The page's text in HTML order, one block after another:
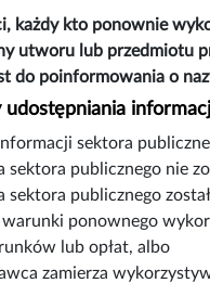
każdy kto ponownie
utworu lub przedmiotu
do poinformowania o
udostępniania
sektora
sektora publicznego nie
sektora publicznego
ponownego
lub opłat, albo
zamierza